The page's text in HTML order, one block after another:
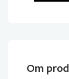
Om